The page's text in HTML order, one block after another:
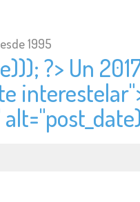
1995
?> Un